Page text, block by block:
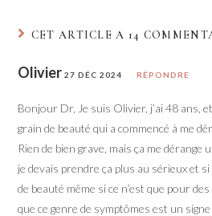
CET ARTICLE A 14
Olivier 27 DÉC 2024 RÉPONDRE
Bonjour Dr, Je suis Olivier, j’ai 48 ans,
grain de beauté qui a commencé à me
Rien de bien grave, mais ça me dérange
je devais prendre ça plus au sérieux et
de beauté même si ce n’est que pour
que ce genre de symptômes est un